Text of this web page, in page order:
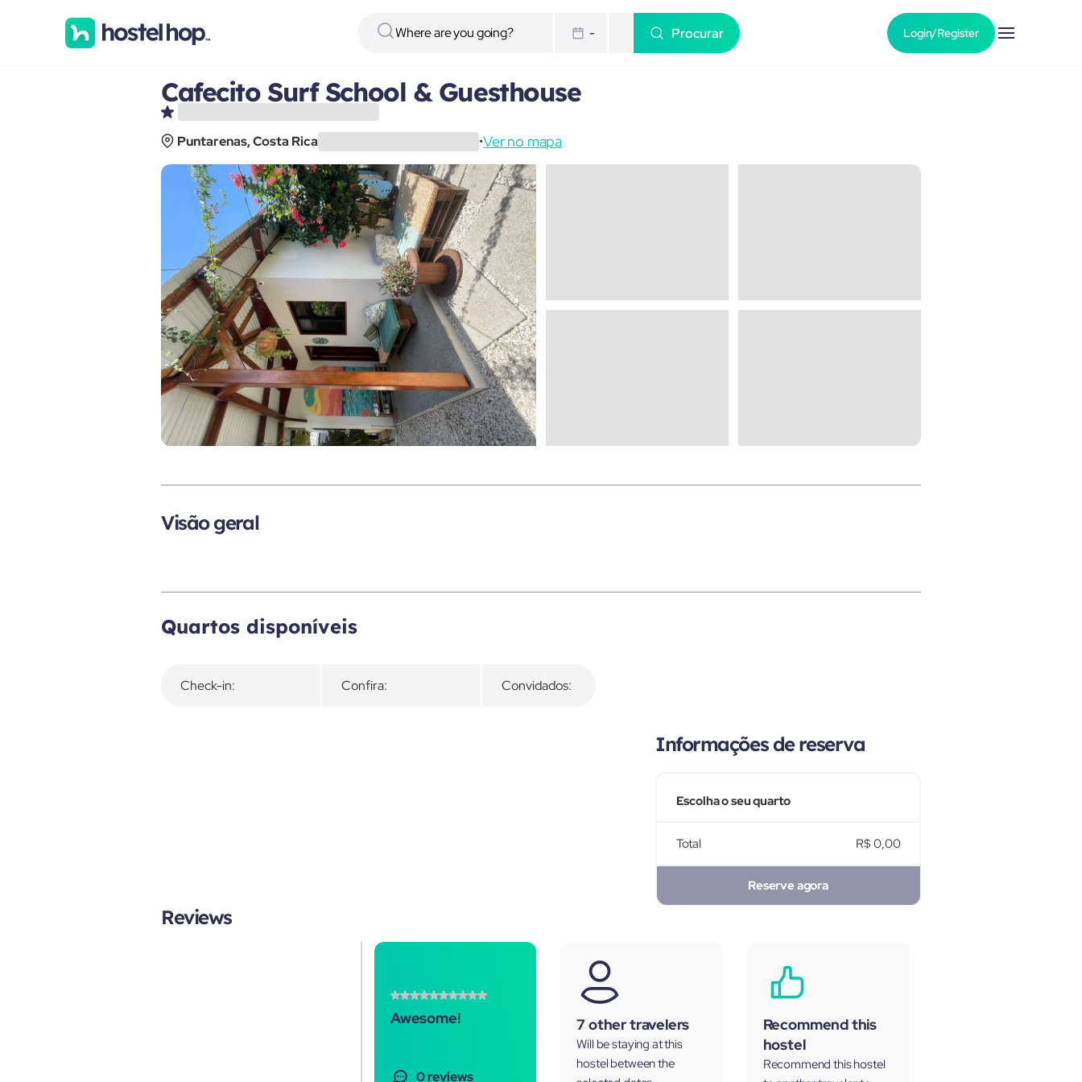
- Procurar Login/Register
Cafecito Surf School & Guesthouse
Puntarenas, Costa Rica •Ver no mapa
Visão geral
Quartos disponíveis
Check-in: Confira: Convidados:
Informações de reserva
Escolha o seu quarto
Total R$ 0,00
Reserve agora
Reviews
Awesome!
0 reviews
7 other travelers
Will be staying at this
hostel between the
Recommend this
hostel
Recommend this hostel